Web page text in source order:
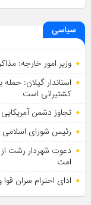
سیاسی
وزیر امور خارجه:
استاندار گیلان:
کشتیرانی است
تجاوز دشمن آمریکایی
رئیس شورای
دعوت شهردار رشت
امت
ادای احترام سران